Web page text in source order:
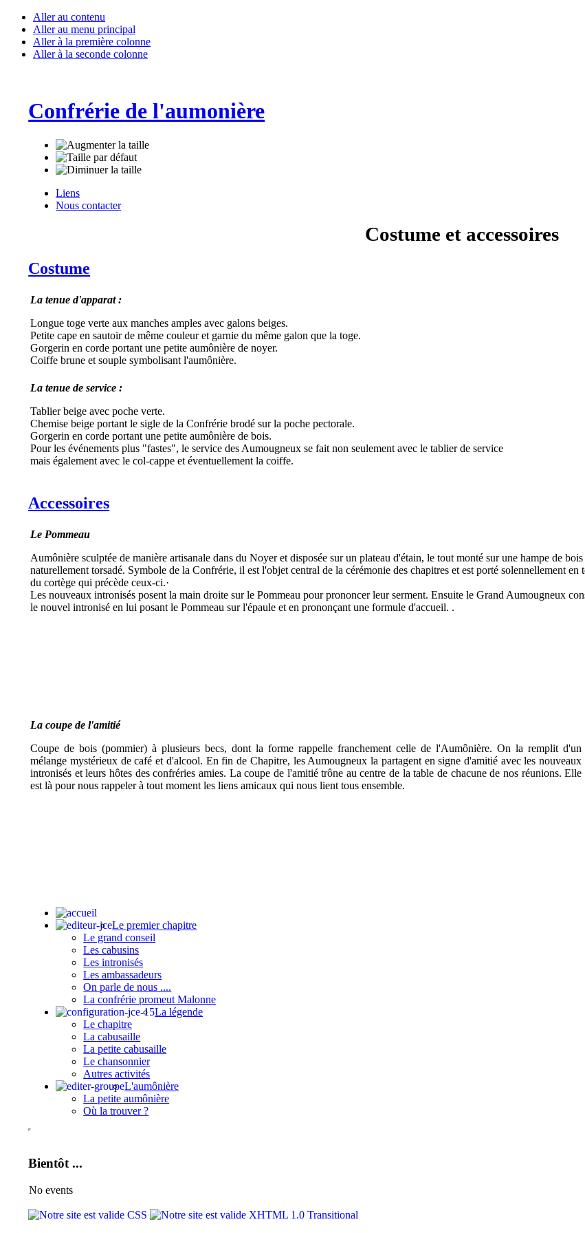
Aller au contenu
Aller au menu principal
Aller à la première colonne
Aller à la seconde colonne
Confrérie de l'aumonière
Liens
Nous contacter
Costume et accessoires
Costume
La tenue d'apparat :
Longue toge verte aux manches amples avec galons beiges.
Petite cape en sautoir de même couleur et garnie du même galon que la toge.
Gorgerin en corde portant une petite aumônière de noyer.
Coiffe brune et souple symbolisant l'aumônière.
La tenue de service :
Tablier beige avec poche verte.
Chemise beige portant le sigle de la Confrérie brodé sur la poche pectorale.
Gorgerin en corde portant une petite aumônière de bois.
Pour les événements plus "fastes", le service des Aumougneux se fait non seulement avec le tablier de service
mais également avec le col-cappe et éventuellement la coiffe.
Accessoires
Le Pommeau
Aumônière sculptée de manière artisanale dans du Noyer et disposée sur un plateau d'étain, le tout monté sur une hampe de bois
naturellement torsadé. Symbole de la Confrérie, il est l'objet central de la cérémonie des chapitres et est porté solennellement en
du cortège qui précède ceux-ci.·
Les nouveaux intronisés posent la main droite sur le Pommeau pour prononcer leur serment. Ensuite le Grand Aumougneux
le nouvel intronisé en lui posant le Pommeau sur l'épaule et en prononçant une formule d'accueil. .
La coupe de l'amitié
Coupe de bois (pommier) à plusieurs becs, dont la forme rappelle franchement celle de l'Aumônière. On la remplit d'un
mélange mystérieux de café et d'alcool. En fin de Chapitre, les Aumougneux la partagent en signe d'amitié avec les nouveaux
intronisés et leurs hôtes des confréries amies. La coupe de l'amitié trône au centre de la table de chacune de nos réunions. Elle
est là pour nous rappeler à tout moment les liens amicaux qui nous lient tous ensemble.
Le premier chapitre
Le grand conseil
Les cabusins
Les intronisés
Les ambassadeurs
On parle de nous ....
La confrérie promeut Malonne
La légende
Le chapitre
La cabusaille
La petite cabusaille
Le chansonnier
Autres activités
L'aumônière
La petite aumônière
Où la trouver ?
Bientôt ...
No events